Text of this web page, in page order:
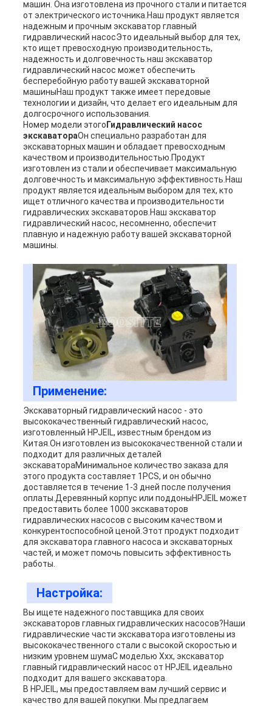
машин. Она изготовлена из прочного стали и питается
от электрического источника.Наш продукт является
надежным и прочным экскаватор главный
гидравлический насосЭто идеальный выбор для тех,
кто ищет превосходную производительность,
надежность и долговечность.наш экскаватор
гидравлический насос может обеспечить
бесперебойную работу вашей экскаваторной
машиныНаш продукт также имеет передовые
технологии и дизайн, что делает его идеальным для
долгосрочного использования.
Номер модели этого Гидравлический насос
экскаватораОн специально разработан для
экскаваторных машин и обладает превосходным
качеством и производительностью.Продукт
изготовлен из стали и обеспечивает максимальную
долговечность и максимальную эффективность.Наш
продукт является идеальным выбором для тех, кто
ищет отличного качества и производительности
гидравлических экскаваторов.Наш экскаватор
гидравлический насос, несомненно, обеспечит
плавную и надежную работу вашей экскаваторной
машины.
Применение:
Экскаваторный гидравлический насос - это
высококачественный гидравлический насос,
изготовленный HPJEIL, известным брендом из
Китая.Он изготовлен из высококачественной стали и
подходит для различных деталей
экскаватораМинимальное количество заказа для
этого продукта составляет 1PCS, и он обычно
доставляется в течение 1-3 дней после получения
оплаты.Деревянный корпус или поддоныHPJEIL может
предоставить более 1000 экскаваторов
гидравлических насосов с высоким качеством и
конкурентоспособной ценой.Этот продукт подходит
для экскаватора главного насоса и экскаваторных
частей, и может помочь повысить эффективность
работы.
Настройка:
Вы ищете надежного поставщика для своих
экскаваторов главных гидравлических насосов?Наши
гидравлические части экскаватора изготовлены из
высококачественного стали с высокой скоростью и
низким уровнем шумаС моделью Xxx, экскаватор
главный гидравлический насос от HPJEIL идеально
подходит для вашего экскаватора.
В HPJEIL, мы предоставляем вам лучший сервис и
качество для вашей покупки. Мы предлагаем